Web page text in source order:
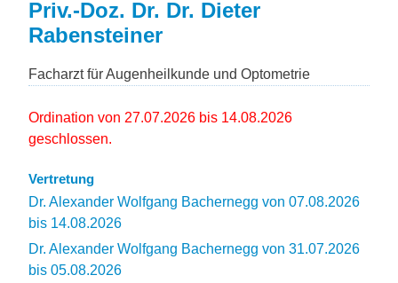
Priv.-Doz. Dr. Dr. Dieter
Rabensteiner
Facharzt für Augenheilkunde und Optometrie
Ordination von 27.07.2026 bis 14.08.2026
geschlossen.
Vertretung
Dr. Alexander Wolfgang Bachernegg von 07.08.2026
bis 14.08.2026
Dr. Alexander Wolfgang Bachernegg von 31.07.2026
bis 05.08.2026